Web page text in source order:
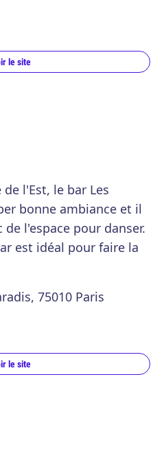
le site
l'Est, le bar Les
bonne ambiance et il
de l'espace pour danser.
est idéal pour faire la
75010 Paris
le site